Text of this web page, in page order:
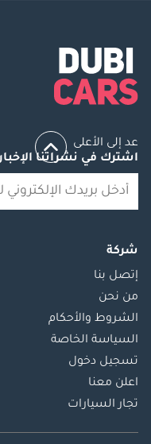
عد إلى الأعلى
اشترك في نشراتنا
شركة
إتصل بنا
من نحن
الشروط والأحكام
السياسة الخاصة
تسجيل دخول
اعلن معنا
تجار السيارات